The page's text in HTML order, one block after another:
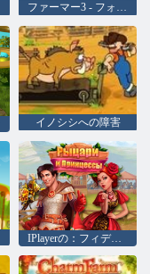
ファーマー3 - フォーシーズンズ
イノシシへの障害
IPlayerの：フィデリティ：騎士と王女